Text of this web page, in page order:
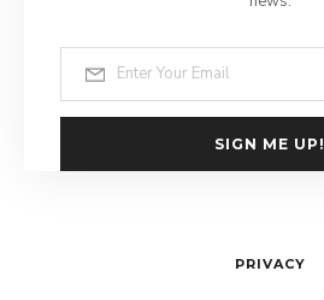
SIGN ME UP!
PRIVACY